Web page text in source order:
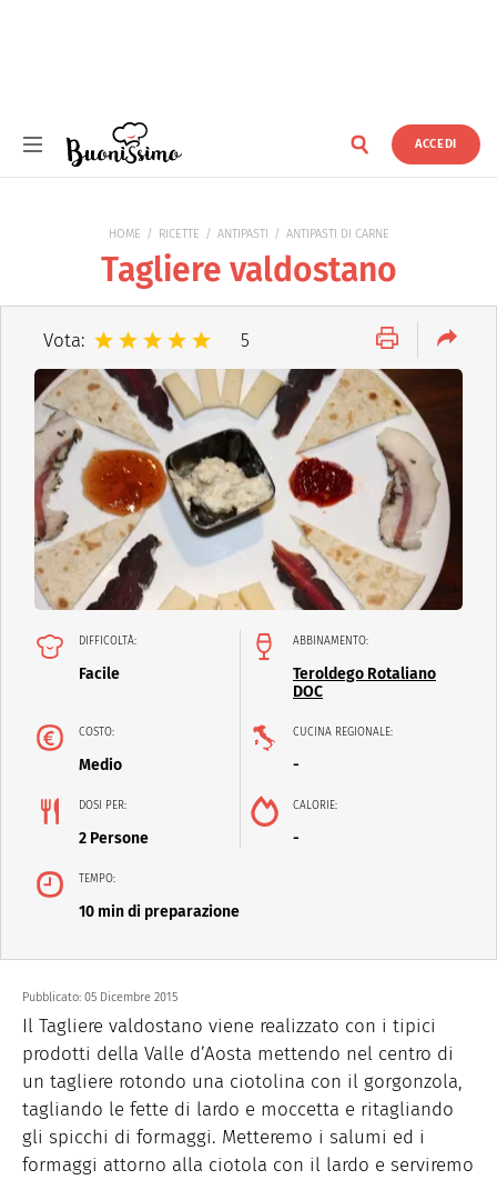
ACCEDI
HOME RICETTE ANTIPASTI ANTIPASTI DI CARNE
Tagliere valdostano
Vota: 5
DIFFICOLTÀ:
Facile
ABBINAMENTO:
Teroldego Rotaliano
DOC
COSTO:
Medio
CUCINA REGIONALE:
-
DOSI PER:
2 Persone
CALORIE:
-
TEMPO:
10 min di preparazione
Pubblicato: 05 Dicembre 2015
Il Tagliere valdostano viene realizzato con i tipici
prodotti della Valle d’Aosta mettendo nel centro di
un tagliere rotondo una ciotolina con il gorgonzola,
tagliando le fette di lardo e moccetta e ritagliando
gli spicchi di formaggi. Metteremo i salumi ed i
formaggi attorno alla ciotola con il lardo e serviremo